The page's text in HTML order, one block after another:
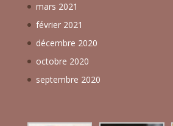
mars 2021
février 2021
décembre 2020
octobre 2020
septembre 2020